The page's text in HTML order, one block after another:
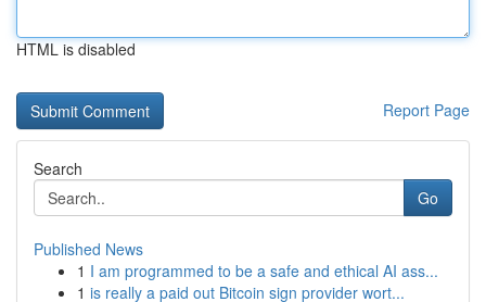
HTML is disabled
Report Page
Search
Go
Published News
1 I am programmed to be a safe and ethical AI ass...
1 is really a paid out Bitcoin sign provider wort...